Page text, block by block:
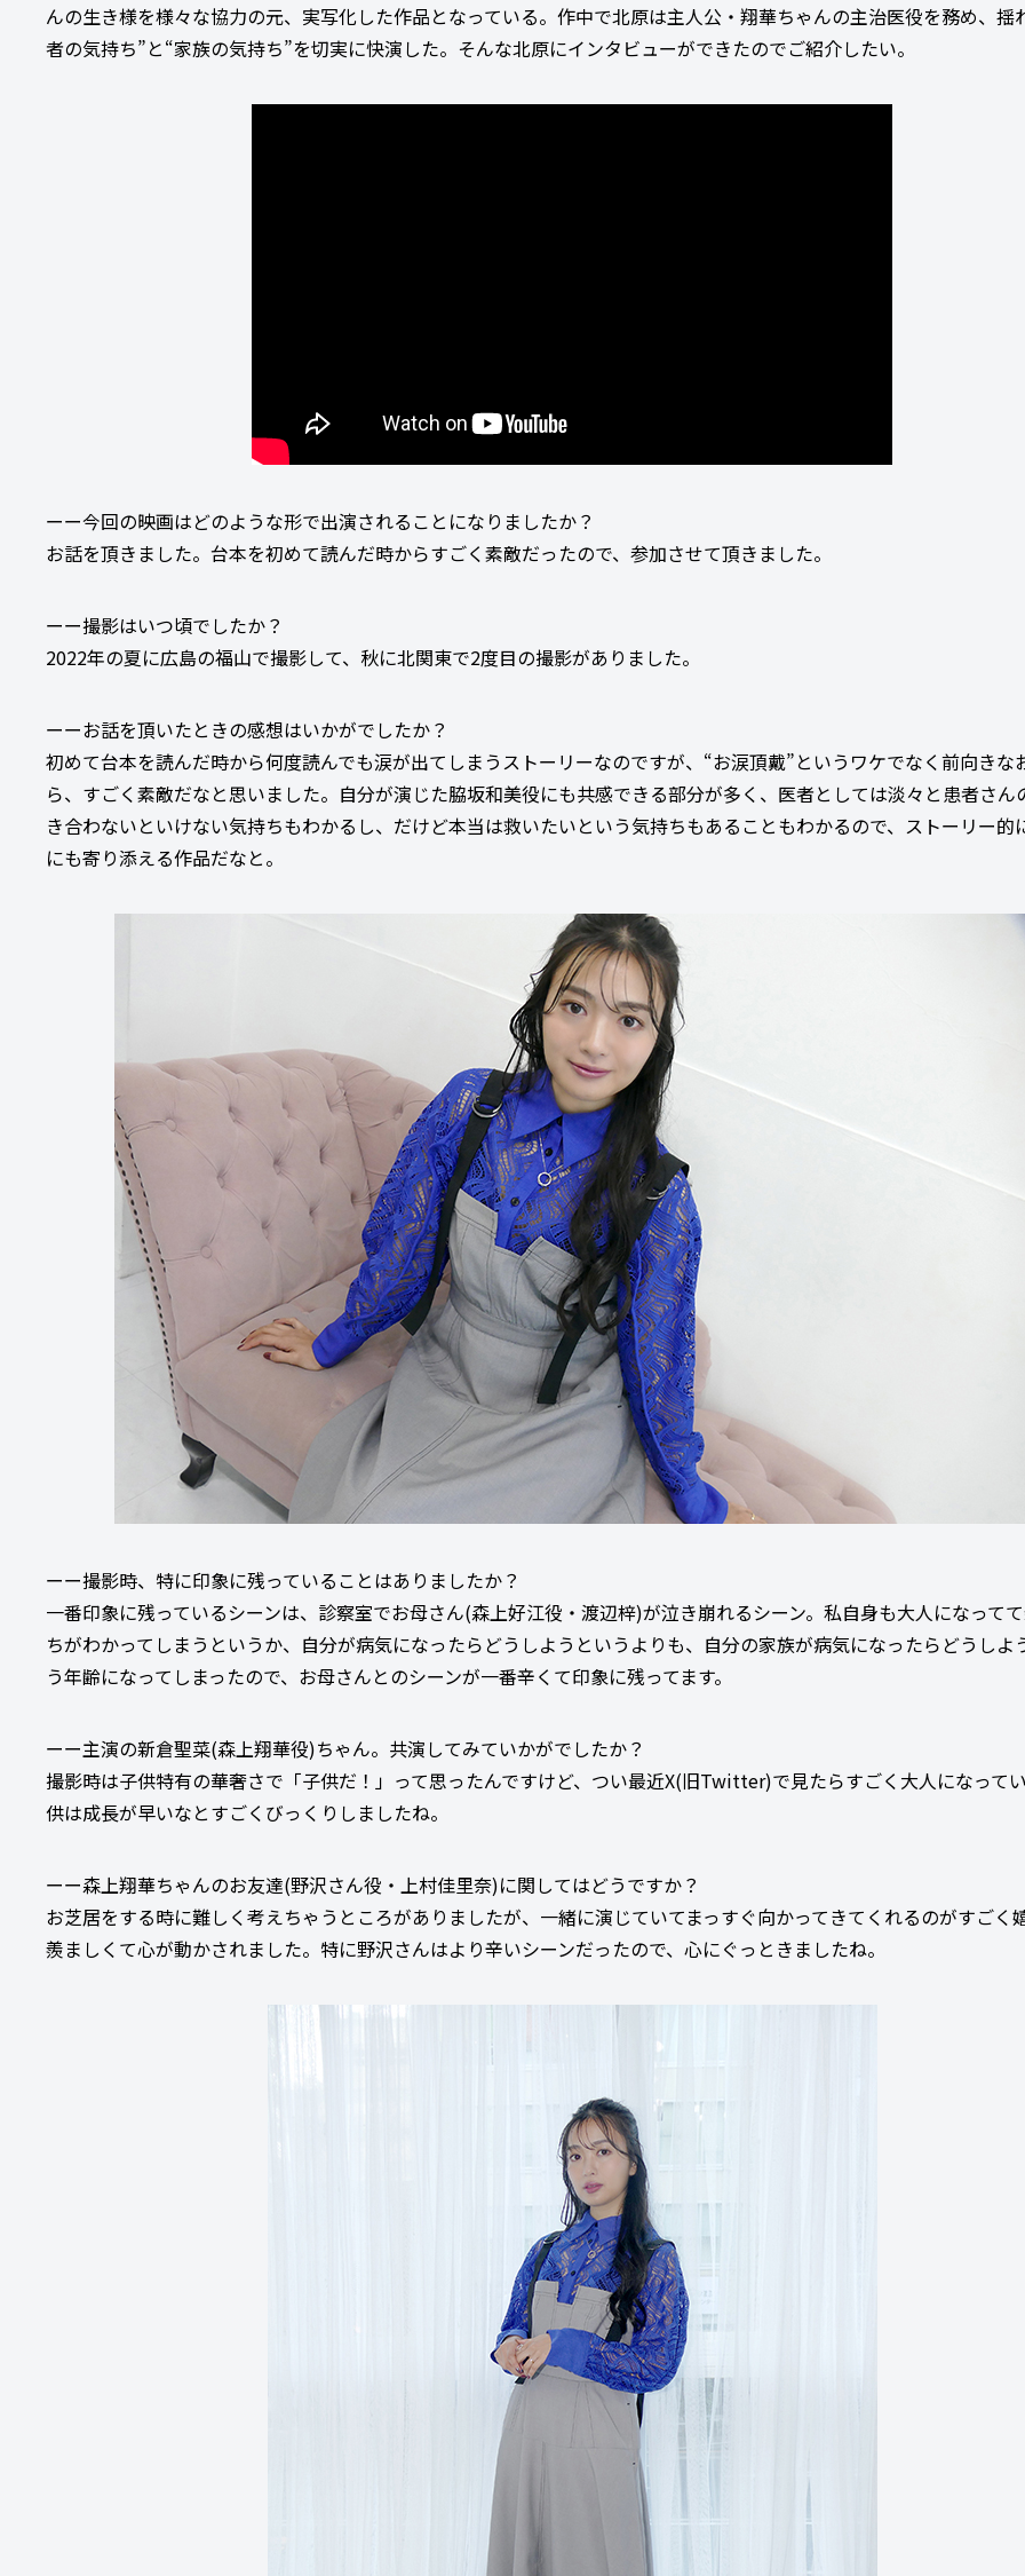
んの生き様を様々な協力の元、実写化した作品となっている。作中で北原は主人公・翔華ちゃんの主治医役を務め、揺
者の気持ち”と“家族の気持ち”を切実に快演した。そんな北原にインタビューができたのでご紹介したい。
ーー今回の映画はどのような形で出演されることになりましたか？
お話を頂きました。台本を初めて読んだ時からすごく素敵だったので、参加させて頂きました。
ーー撮影はいつ頃でしたか？
2022年の夏に広島の福山で撮影して、秋に北関東で2度目の撮影がありました。
ーーお話を頂いたときの感想はいかがでしたか？
初めて台本を読んだ時から何度読んでも涙が出てしまうストーリーなのですが、“お涙頂戴”というワケでなく前向きな
ら、すごく素敵だなと思いました。自分が演じた脇坂和美役にも共感できる部分が多く、医者としては淡々と患者さん
き合わないといけない気持ちもわかるし、だけど本当は救いたいという気持ちもあることもわかるので、ストーリー的
にも寄り添える作品だなと。
ーー撮影時、特に印象に残っていることはありましたか？
一番印象に残っているシーンは、診察室でお母さん(森上好江役・渡辺梓)が泣き崩れるシーン。私自身も大人になって
ちがわかってしまうというか、自分が病気になったらどうしようというよりも、自分の家族が病気になったらどうしよ
う年齢になってしまったので、お母さんとのシーンが一番辛くて印象に残ってます。
ーー主演の新倉聖菜(森上翔華役)ちゃん。共演してみていかがでしたか？
撮影時は子供特有の華奢さで「子供だ！」って思ったんですけど、つい最近X(旧Twitter)で見たらすごく大人になって
供は成長が早いなとすごくびっくりしましたね。
ーー森上翔華ちゃんのお友達(野沢さん役・上村佳里奈)に関してはどうですか？
お芝居をする時に難しく考えちゃうところがありましたが、一緒に演じていてまっすぐ向かってきてくれるのがすごく
羨ましくて心が動かされました。特に野沢さんはより辛いシーンだったので、心にぐっときましたね。